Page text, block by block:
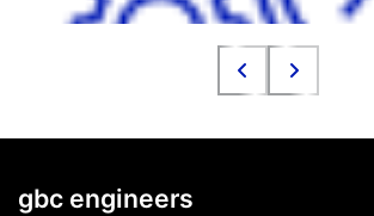
gbc engineers